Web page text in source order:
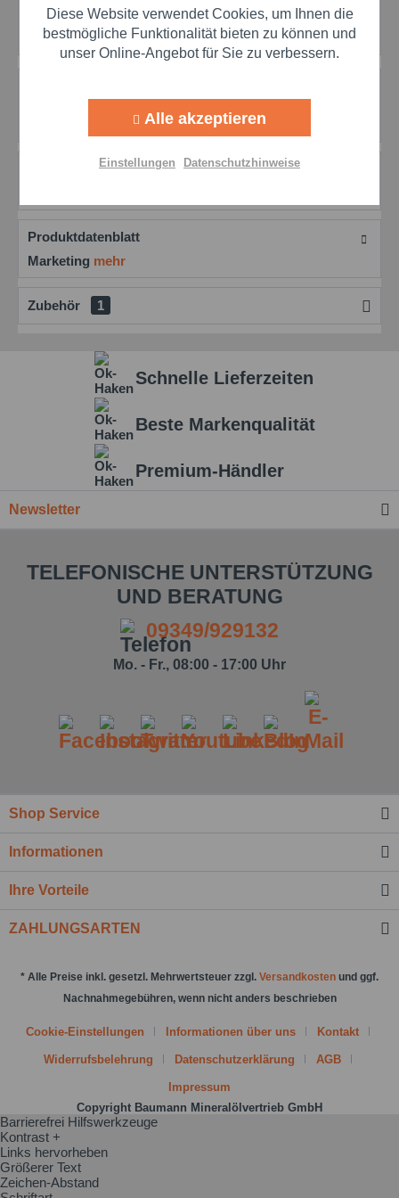
Ich habe dieDatenschutzbestimmungzur
Artikel-Nr.: mol200030-100
Weitere Produktinformationen erhalten Sie über
diesen MOLYDUVAL Wapa Z Schmierpaste für...
Bewertungen
0
Produktdatenblatt
Marketing mehr
Zubehör 1
Schnelle Lieferzeiten
Beste Markenqualität
Premium-Händler
Newsletter
TELEFONISCHE UNTERSTÜTZUNG
UND BERATUNG
09349/929132
Mo. - Fr., 08:00 - 17:00 Uhr
Shop Service
Informationen
Ihre Vorteile
ZAHLUNGSARTEN
* Alle Preise inkl. gesetzl. Mehrwertsteuer zzgl. Versandkosten und ggf.
Nachnahmegebühren, wenn nicht anders beschrieben
Cookie-Einstellungen Informationen über uns Kontakt
Widerrufsbelehrung Datenschutzerklärung AGB
Impressum
Copyright Baumann Mineralölvertrieb GmbH
Marketing Aktiv
Personalisierung Aktiv
Diese Website verwendet Cookies, um Ihnen die
bestmögliche Funktionalität bieten zu können und
unser Online-Angebot für Sie zu verbessern.
Alle akzeptieren
Einstellungen Datenschutzhinweise
Barrierefrei Hilfswerkzeuge
Kontrast +
Links hervorheben
Größerer Text
Zeichen-Abstand